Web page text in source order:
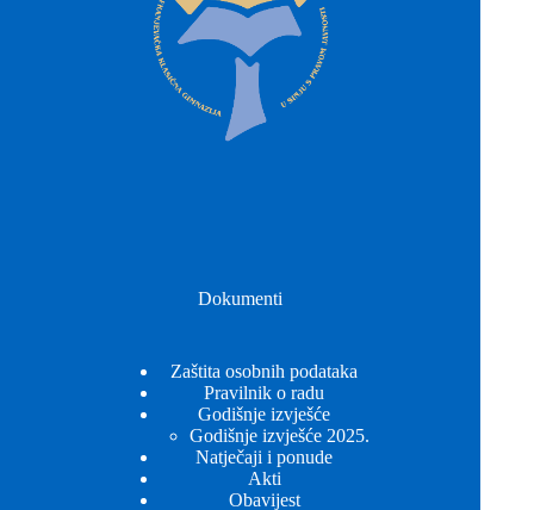
Dokumenti
Zaštita osobnih podataka
Pravilnik o radu
Godišnje izvješće
Godišnje izvješće 2025.
Natječaji i ponude
Akti
Obavijest